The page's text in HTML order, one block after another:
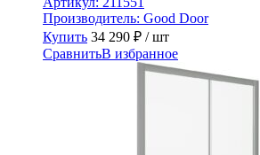
Производитель: Good Door
Купить 34 290 ₽ / шт
СравнитьВ избранное